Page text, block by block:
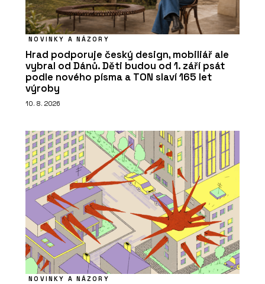
NOVINKY A NÁZORY
Hrad podporuje český design, mobiliář ale
vybral od Dánů. Děti budou od 1. září psát
podle nového písma a TON slaví 165 let
výroby
10. 8. 2026
NOVINKY A NÁZORY